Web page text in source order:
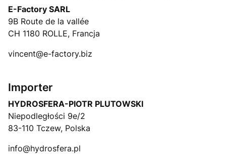
E-Factory SARL
9B Route de la vallée
CH 1180 ROLLE, Francja
vincent@e-factory.biz
Importer
HYDROSFERA-PIOTR PLUTOWSKI
Niepodległości 9e/2
83-110 Tczew, Polska
info@hydrosfera.pl